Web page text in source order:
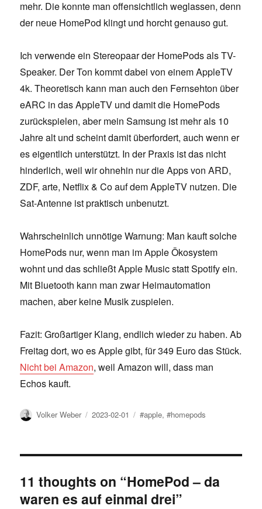
mehr. Die konnte man offensichtlich weglassen, denn
der neue HomePod klingt und horcht genauso gut.
Ich verwende ein Stereopaar der HomePods als TV-
Speaker. Der Ton kommt dabei von einem AppleTV
4k. Theoretisch kann man auch den Fernsehton über
eARC in das AppleTV und damit die HomePods
zurückspielen, aber mein Samsung ist mehr als 10
Jahre alt und scheint damit überfordert, auch wenn er
es eigentlich unterstützt. In der Praxis ist das nicht
hinderlich, weil wir ohnehin nur die Apps von ARD,
ZDF, arte, Netflix & Co auf dem AppleTV nutzen. Die
Sat-Antenne ist praktisch unbenutzt.
Wahrscheinlich unnötige Warnung: Man kauft solche
HomePods nur, wenn man im Apple Ökosystem
wohnt und das schließt Apple Music statt Spotify ein.
Mit Bluetooth kann man zwar Heimautomation
machen, aber keine Musik zuspielen.
Fazit: Großartiger Klang, endlich wieder zu haben. Ab
Freitag dort, wo es Apple gibt, für 349 Euro das Stück.
Nicht bei Amazon, weil Amazon will, dass man
Echos kauft.
Author
Volker Weber
Posted
2023-02-01 Tags
#apple,#homepods
11 thoughts on “HomePod – da
waren es auf einmal drei”